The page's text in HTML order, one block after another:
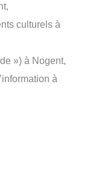
culturels à
») à Nogent,
à